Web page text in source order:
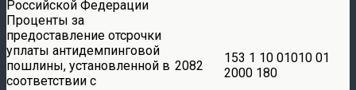
Российской Федерации
Проценты за
предоставление отсрочки
уплаты антидемпинговой
пошлины, установленной в
соответствии с
2082
153 1 10 01010 01
2000 180